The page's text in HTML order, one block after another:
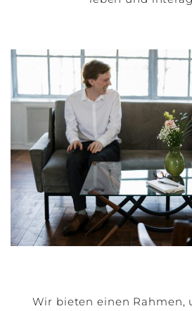
Wir bieten einen Rahmen,